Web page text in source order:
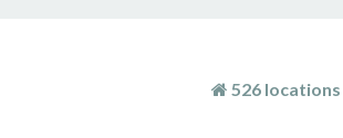
526 locations